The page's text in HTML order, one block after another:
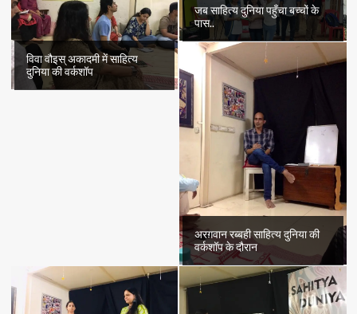
विवा वौइस् अकादमी में साहित्य
दुनिया की वर्कशॉप
जब साहित्य दुनिया पहुँचा बच्चों के
पास..
अरग़वान रब्बही साहित्य दुनिया की
वर्कशॉप के दौरान